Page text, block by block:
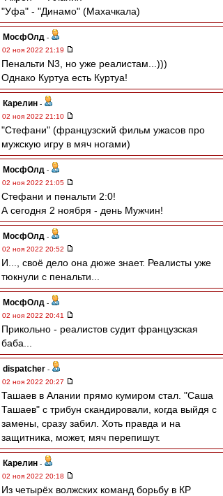
"Уфа" - "Динамо" (Махачкала)
МосфОлд -
02 ноя 2022 21:19
Пенальти N3, но уже реалистам...)))
Однако Куртуа есть Куртуа!
Карелин -
02 ноя 2022 21:10
"Стефани" (французский фильм ужасов про
мужскую игру в мяч ногами)
МосфОлд -
02 ноя 2022 21:05
Стефани и пенальти 2:0!
А сегодня 2 ноября - день Мужчин!
МосфОлд -
02 ноя 2022 20:52
И..., своё дело она дюже знает. Реалисты уже
тюкнули с пенальти...
МосфОлд -
02 ноя 2022 20:41
Прикольно - реалистов судит французская
баба...
dispatcher -
02 ноя 2022 20:27
Ташаев в Алании прямо кумиром стал. "Саша
Ташаев" с трибун скандировали, когда выйдя с
замены, сразу забил. Хоть правда и на
защитника, может, мяч перепишут.
Карелин -
02 ноя 2022 20:18
Из четырёх волжских команд борьбу в КР